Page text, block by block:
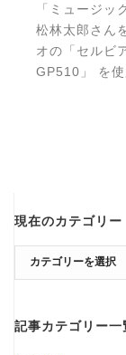
「ミュージ
松林太郎さん
オの「セルビ
GP510」 を
現在のカテゴリー
在
カ
記事カテゴリー一